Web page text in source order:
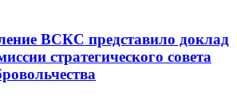
ВСКС представило доклад
стратегического совета